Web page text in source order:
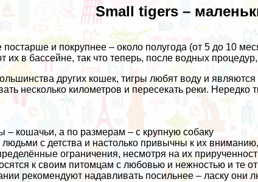
Small tigers –
постарше и покрупнее – около полугода (от 5 до 10
их в бассейне, так что теперь, после водных
других кошек, тигры любят воду и
несколько километров и пересекать реки. Нередко
– кошачьи, а по размерам – с крупную собаку
людьми с детства и настолько привычны к их
ограничения, несмотря на их
к своим питомцам с любовью и нежностью и те
рекомендуют надавливать посильнее – ласку они